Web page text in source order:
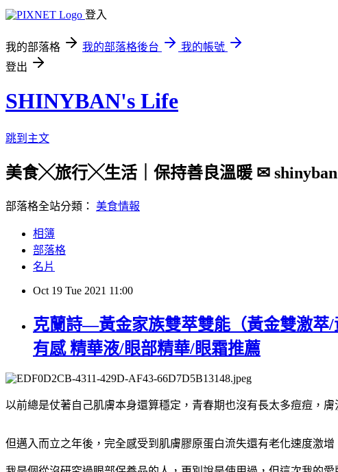
登入
我的部落格 我的部落格後台
我的帳號
登出
SHINYBAN's Life
跳到主文
美食╳旅行╳生活｜保持善良溫暖 ✉
部落格全站分類： 美食情報
相簿
部落格
名片
Oct 19 Tue 2021 11:00
克蘭詩—黃金家族雙萃雙能（黃金雙激萃
有感 精華液/眼部精華/眼霜推薦
以前總是仗著自己肌膚本身還算穩定，青春期也沒有長太多痘痘，
但邁入而立之年後，完全感受到肌膚膠原蛋白流失還有老化速度激